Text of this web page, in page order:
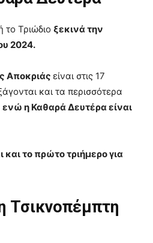
το Τριώδιο ξεκινά την
2024.
Αποκριάς είναι στις 17
και τα περισσότερα
ενώ η Καθαρά Δευτέρα είναι
και το πρώτο τριήμερο για
Τσικνοπέμπτη